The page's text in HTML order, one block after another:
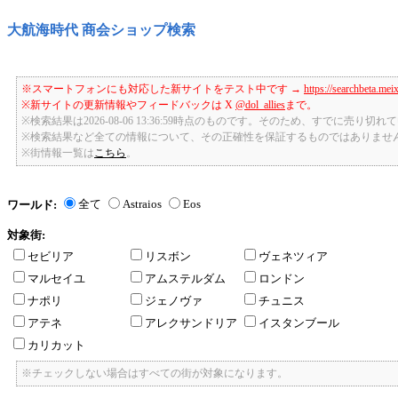
大航海時代 商会ショップ検索
※スマートフォンにも対応した新サイトをテスト中です → https://
※新サイトの更新情報やフィードバックは X @dol_alliesまで。
※検索結果は2026-08-06 13:36:59時点のものです。そのため、すでに売り切れ
※検索結果など全ての情報について、その正確性を保証するものではありませ
※街情報一覧は こちら
ワールド: 全て Astraios Eos
対象街:
セビリア
リスボン
ヴェネツィア
マルセイユ
アムステルダム
ロンドン
ナポリ
ジェノヴァ
チュニス
アテネ
アレクサンドリア
イスタンブール
カリカット
※チェックしない場合はすべての街が対象になります。